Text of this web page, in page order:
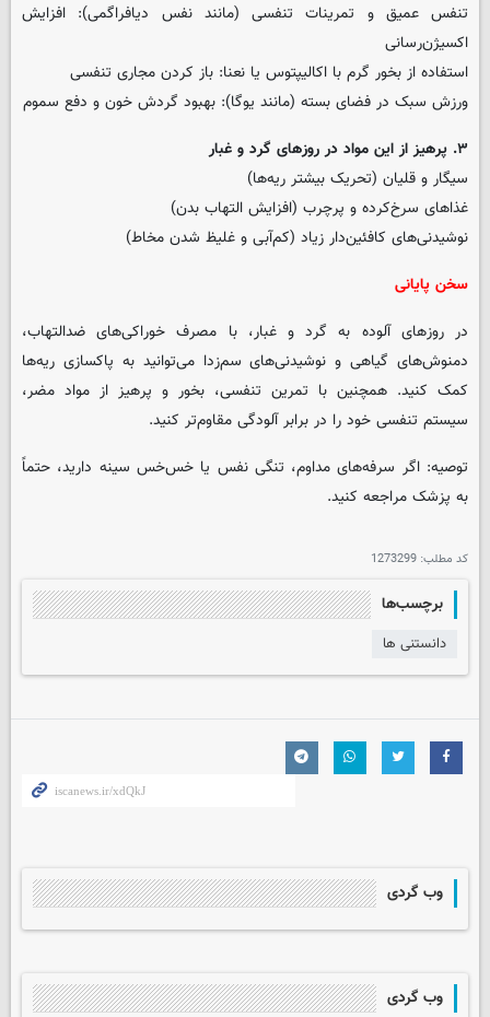
تنفس عمیق و تمرینات تنفسی (مانند نفس دیافراگمی): افزایش
اکسیژن‌رسانی
استفاده از بخور گرم با اکالیپتوس یا نعنا: باز کردن مجاری تنفسی
ورزش سبک در فضای بسته (مانند یوگا): بهبود گردش خون و دفع سموم
۳. پرهیز از این مواد در روزهای گرد و غبار
سیگار و قلیان (تحریک بیشتر ریه‌ها)
غذاهای سرخ‌کرده و پرچرب (افزایش التهاب بدن)
نوشیدنی‌های کافئین‌دار زیاد (کم‌آبی و غلیظ شدن مخاط)
سخن پایانی
در روزهای آلوده به گرد و غبار، با مصرف خوراکی‌های ضدالتهاب،
دمنوش‌های گیاهی و نوشیدنی‌های سم‌زدا می‌توانید به پاکسازی ریه‌ها
کمک کنید. همچنین با تمرین تنفسی، بخور و پرهیز از مواد مضر،
سیستم تنفسی خود را در برابر آلودگی مقاوم‌تر کنید.
توصیه: اگر سرفه‌های مداوم، تنگی نفس یا خس‌خس سینه دارید، حتماً
به پزشک مراجعه کنید.
کد مطلب: 1273299
برچسب‌ها
دانستنی ها
وب گردی
وب گردی